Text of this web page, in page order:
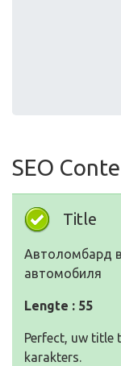
SEO
Title
Автоломбард
автомобиля
Lengte : 55
Perfect, uw title
karakters.